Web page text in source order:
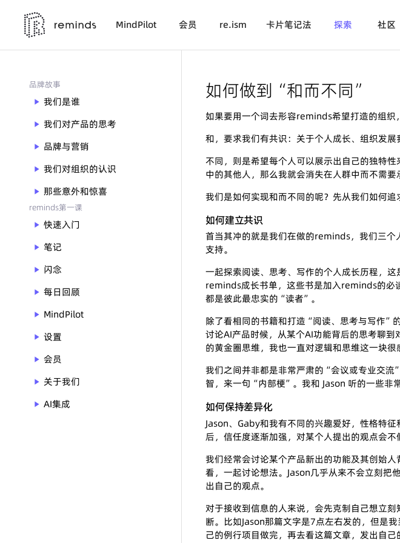
MindPilot 会员 re.ism 卡片笔记法 探索 社区
品牌故事
play_arrow 我们是谁
play_arrow 我们对产品的思考
play_arrow 品牌与营销
play_arrow 我们对组织的认识
play_arrow 那些意外和惊喜
reminds第一课
play_arrow 快速入门
play_arrow 笔记
play_arrow 闪念
play_arrow 每日回顾
play_arrow MindPilot
play_arrow 设置
play_arrow 会员
play_arrow 关于我们
play_arrow AI集成
如何做到“和而不同”
如果要用一个词去形容reminds希望打造的组织
和，要求我们有共识：关于个人成长、组织发
不同，则是希望每个人可以展示出自己的独特
中的其他人，那么我就会消失在人群中而不需要
我们是如何实现和而不同的呢？先从我们如何追
如何建立共识
首当其冲的就是我们在做的reminds，我们三
支持。
一起探索阅读、思考、写作的个人成长历程，
reminds成长书单，这些书是加入reminds的必
都是彼此最忠实的“读者”。
除了看相同的书籍和打造“阅读、思考与写作”
讨论AI产品时候，从某个AI功能背后的思考聊
的黄金圈思维，我也一直对逻辑和思维这一块很
我们之间并非都是非常严肃的“会议或专业交
智，来一句“内部梗”。我和 Jason 听的一些非
如何保持差异化
Jason、Gaby和我有不同的兴趣爱好，性格特
后，信任度逐渐加强，对某个人提出的观点会
我们经常会讨论某个产品新出的功能及其创始
看，一起讨论想法。Jason几乎从来不会立刻把
出自己的观点。
对于接收到信息的人来说，会先克制自己想立
断。比如Jason那篇文字是7点左右发的，但是
己的例行项目做完，再去看这篇文章，发出自